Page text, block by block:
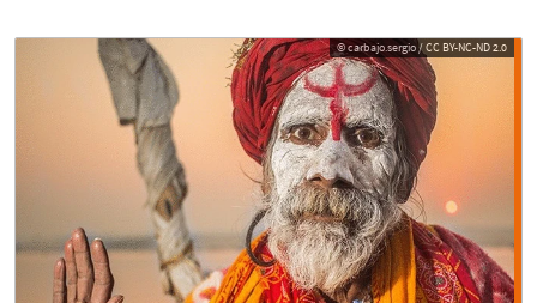
© carbajo.sergio / CC BY-NC-ND 2.0
© carbajo.sergio / CC BY-NC-ND 2.0